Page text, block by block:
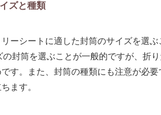
ズと種類
リーシートに適した封筒のサイズを選
の封筒を選ぶことが一般的ですが、折
す。また、封筒の種類にも注意が必
ます。